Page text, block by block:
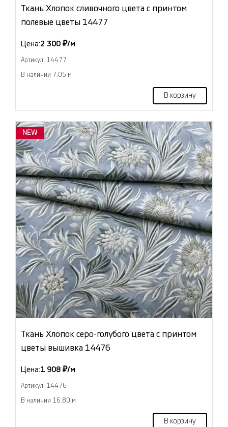
Ткань Хлопок сливочного цвета с принтом
полевые цветы 14477
Цена:2 300 ₽/м
Артикул: 14477
В наличии 7.05 м
В корзину
NEW
Ткань Хлопок серо-голубого цвета с принтом
цветы вышивка 14476
Цена:1 908 ₽/м
Артикул: 14476
В наличии 16.80 м
В корзину